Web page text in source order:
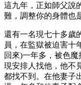
這九年，正如師父說
難，調整你的身體也
還有一名現七十多歲
員，在監獄被迫害十
回來)一年多，被色
現安排人找他，他不
都找不到。在他妻子